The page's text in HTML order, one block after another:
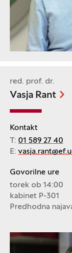
red. prof. dr.
Vasja Rant
Kontakt
T: 01 589 27 40
E:
Govorilne ure
torek ob 14:00
kabinet P-301
Predhodna